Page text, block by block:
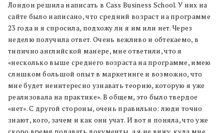
Лондон решила написать в Cass Business School. У них на
сайте было написано, что средний возраст на программе
23 года и я спросила, подхожу ли я им или нет. Через
неделю получила ответ. Очень вежливо и обтекаемо, в
типично английской манере, мне ответили, что я
«несколько выше среднего возраста на программе, имею
слишком большой опыт в маркетинге и возможно, что
мне будет неинтересно узнавать теорию, которую я уже
реализовала на практике». В общем, это было твердое
«нет». С другой стороны, очень правильно: люди точно
знают, кого, зачем и как они учат. И вот я поняла, что уже